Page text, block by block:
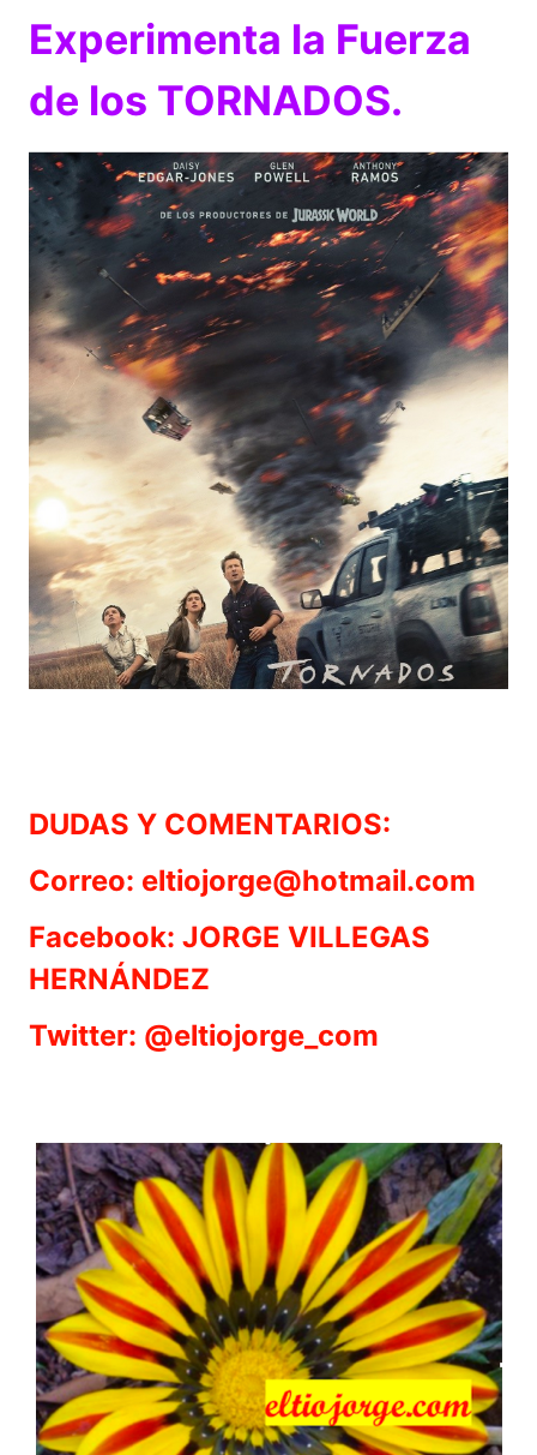
Experimenta la Fuerza
de los TORNADOS.
DUDAS Y COMENTARIOS:
Correo: eltiojorge@hotmail.com
Facebook: JORGE VILLEGAS
HERNÁNDEZ
Twitter: @eltiojorge_com